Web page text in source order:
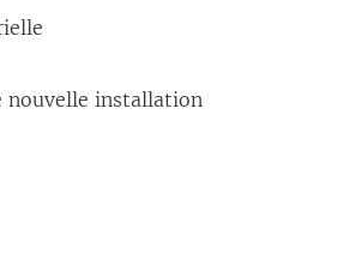
nouvelle installation